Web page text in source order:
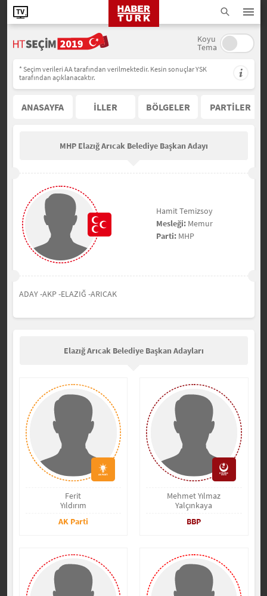
Koyu
Tema
* Seçim verileri AA tarafından verilmektedir. Kesin sonuçlar YSK
tarafından açıklanacaktır.
ANASAYFA İLLER BÖLGELER PARTİLER
MHP Elazığ Arıcak Belediye Başkan Adayı
Hamit Temizsoy
Mesleği:Memur
Parti:MHP
ADAY -AKP -ELAZIĞ -ARICAK
Elazığ Arıcak Belediye Başkan Adayları
Ferit
Yıldırım
AK Parti
Mehmet Yılmaz
Yalçınkaya
BBP